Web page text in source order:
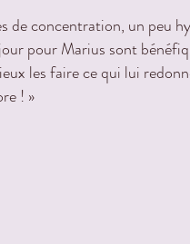
de concentration, un peu
pour Marius sont
les faire ce qui lui
! »